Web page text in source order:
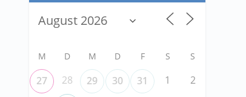
M D M D F S S
27 28 29 30 31 1
2